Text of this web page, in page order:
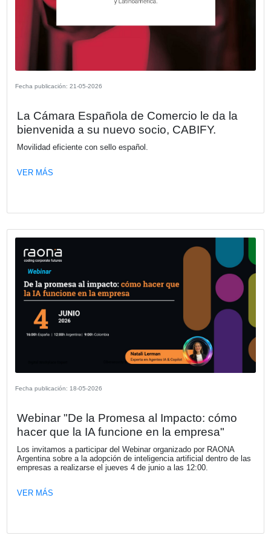
Fecha publicación: 02-06-2026
Del proyecto digital al cambio real:
procesos y adopción como motores
En este webinar vamos a analizar por qué muchas
transformación digital no alcanzan los resultados
incluso cuando la tecnología elegida es la correcta.